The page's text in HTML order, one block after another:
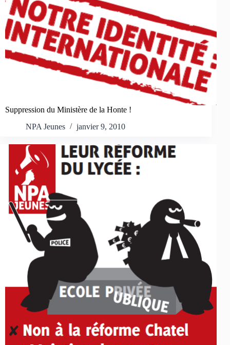
Suppression du Ministère de la Honte !
NPA Jeunes
janvier 9, 2010